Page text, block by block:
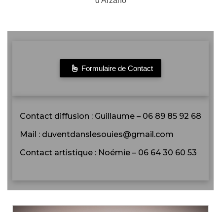
Formulaire de Contact
Contact diffusion : Guillaume – 06 89 85 92 68
Mail : duventdanslesouies@gmail.com
Contact artistique : Noémie – 06 64 30 60 53